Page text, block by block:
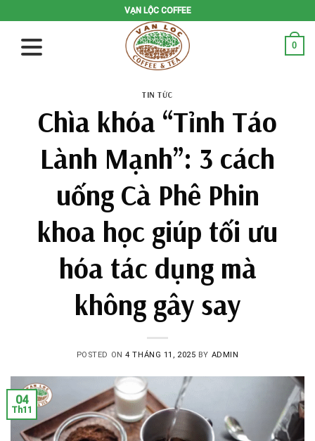
to
content
VẠN LỘC COFFEE
0
TIN TỨC
Chìa khóa “Tỉnh Táo
Lành Mạnh”: 3 cách
uống Cà Phê Phin
khoa học giúp tối ưu
hóa tác dụng mà
không gây say
POSTED ON4 THÁNG 11, 2025 BY ADMIN
04
Th11